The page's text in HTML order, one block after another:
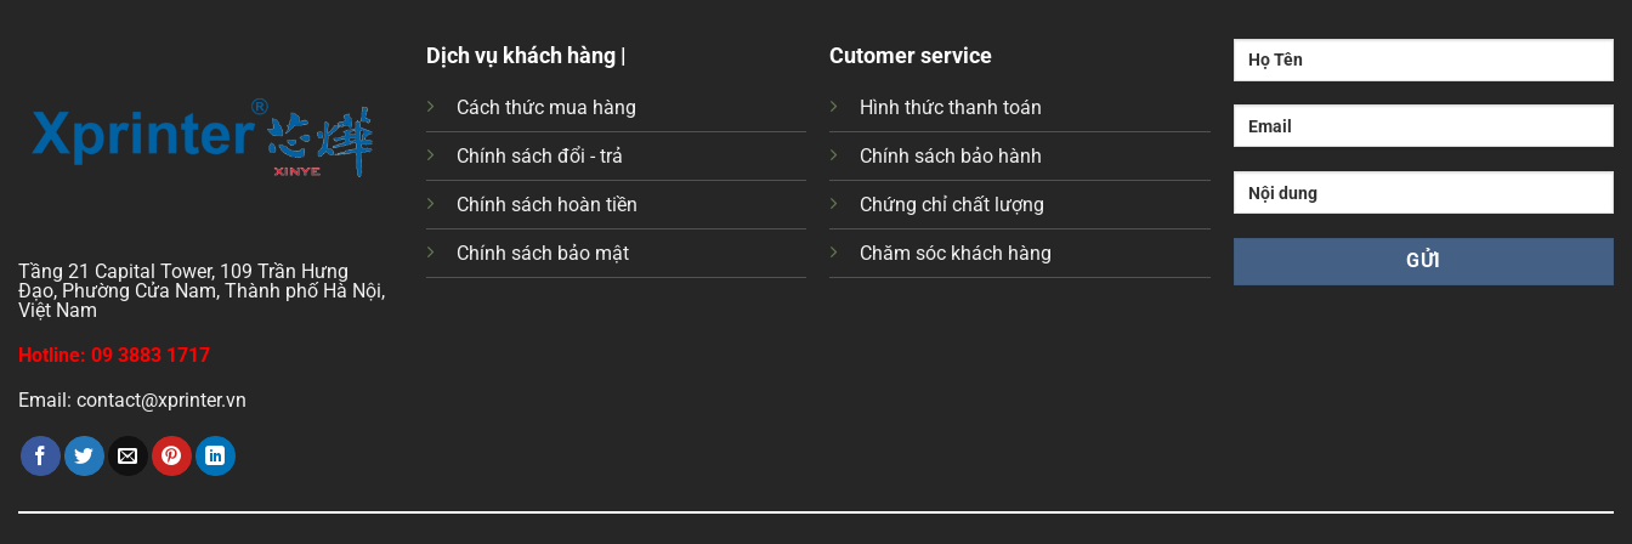
Tầng 21 Capital Tower, 109 Trần Hưng
Đạo, Phường Cửa Nam, Thành phố Hà Nội,
Việt Nam
Hotline: 09 3883 1717
Email: contact@xprinter.vn
Dịch vụ khách hàng |
Cách thức mua hàng
Chính sách đổi - trả
Chính sách hoàn tiền
Chính sách bảo mật
Cutomer service
Hình thức thanh toán
Chính sách bảo hành
Chứng chỉ chất lượng
Chăm sóc khách hàng